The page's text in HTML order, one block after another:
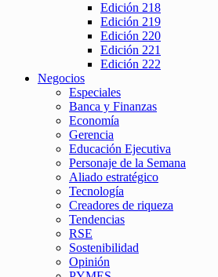
Edición 218
Edición 219
Edición 220
Edición 221
Edición 222
Negocios
Especiales
Banca y Finanzas
Economía
Gerencia
Educación Ejecutiva
Personaje de la Semana
Aliado estratégico
Tecnología
Creadores de riqueza
Tendencias
RSE
Sostenibilidad
Opinión